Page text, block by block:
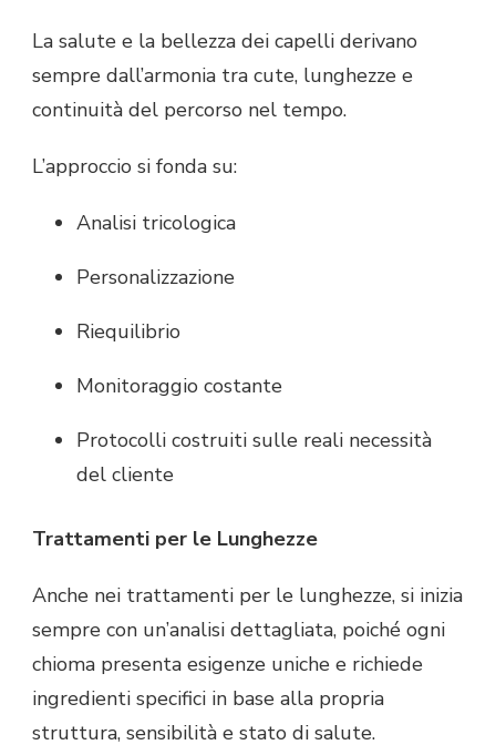
La salute e la bellezza dei capelli derivano
sempre dall’armonia tra cute, lunghezze e
continuità del percorso nel tempo.
L’approccio si fonda su:
Analisi tricologica
Personalizzazione
Riequilibrio
Monitoraggio costante
Protocolli costruiti sulle reali necessità
del cliente
Trattamenti per le Lunghezze
Anche nei trattamenti per le lunghezze, si inizia
sempre con un’analisi dettagliata, poiché ogni
chioma presenta esigenze uniche e richiede
ingredienti specifici in base alla propria
struttura, sensibilità e stato di salute.